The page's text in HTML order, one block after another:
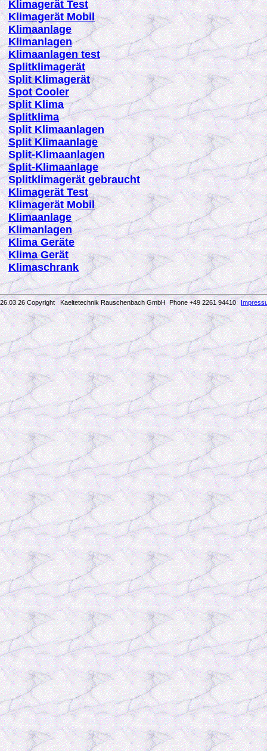
Klimagerät Test
Klimagerät Mobil
K limaanlage
Klimanlagen
Klimaanlagen test
Splitklimagerät
Split Klimagerät
Spot Cooler
Split Klima
Splitklima
Split Klimaanlagen
Split Klimaanlage
Split-Klimaanlagen
Split-Klimaanlage
Splitklimagerät gebraucht
Klimagerät Test
Klimagerät Mobil
Klimaanlage
Klimanlagen
Klima Geräte
Klima Gerät
Klimaschrank
26.03.26 Copyright Kaeltetechnik Rauschenbach GmbHPhone +49 2261 94410